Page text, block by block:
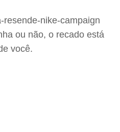
ou não, o recado está
você.